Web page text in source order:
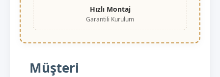
Hızlı Montaj
Garantili Kurulum
Müşteri